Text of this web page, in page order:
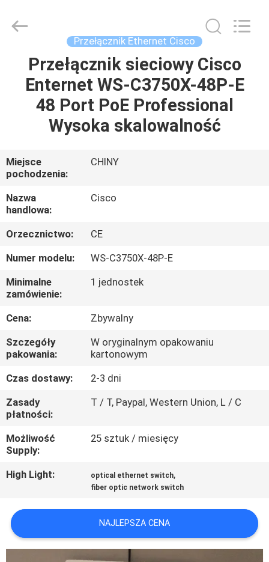
DOMU
PRODUKTY
FILMY
O
NAS
WYCIECZKA
PO
FABRYCE
KONTROLA
JAKOŚCI
SKONTAKTUJ
SIĘ
Z
NAMI
SPRAWY
Przełącznik Ethernet Cisco
Przełącznik sieciowy Cisco
Enternet WS-C3750X-48P-E
48 Port PoE Professional
Wysoka skalowalność
Miejsce
pochodzenia:
CHINY
Nazwa
handlowa:
Cisco
Orzecznictwo:
CE
Numer modelu:
WS-C3750X-48P-E
Minimalne
zamówienie:
1 jednostek
Cena:
Zbywalny
Szczegóły
pakowania:
W oryginalnym opakowaniu
kartonowym
Czas dostawy:
2-3 dni
Zasady
płatności:
T / T, Paypal, Western Union, L / C
Możliwość
Supply:
25 sztuk / miesięcy
High Light: optical ethernet switch,
fiber optic network switch
NAJLEPSZA CENA